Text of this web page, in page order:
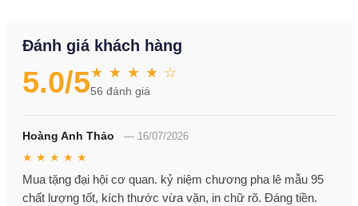
Đánh giá khách hàng
5.0/5★ ★ ★ ★ ☆
56 đánh giá
Hoàng Anh Thảo — 16/07/2026
★ ★ ★ ★ ★
Mua tặng đại hội cơ quan. kỷ niệm chương pha lê mẫu 95
chất lượng tốt, kích thước vừa vặn, in chữ rõ. Đáng tiền.